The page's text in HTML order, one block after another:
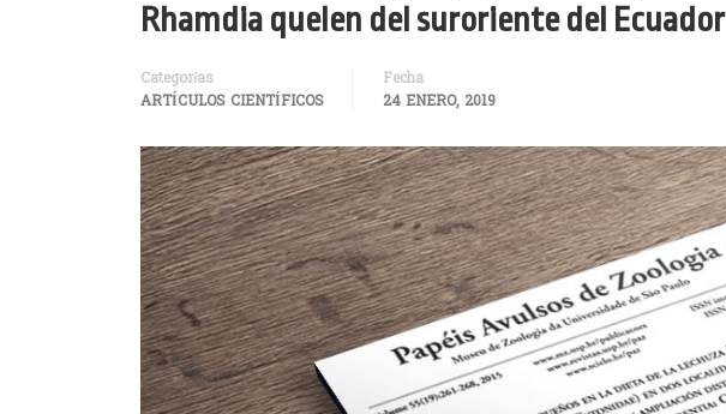
Rhamdia quelen del suroriente del Ecuador
Categorías
ARTÍCULOS CIENTÍFICOS
Fecha
24 ENERO, 2019